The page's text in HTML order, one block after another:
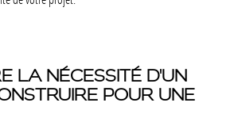
LA NÉCESSITÉ D'UN
POUR UNE